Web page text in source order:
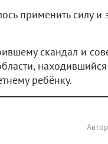
применить силу и
скандал и
ребёнку.